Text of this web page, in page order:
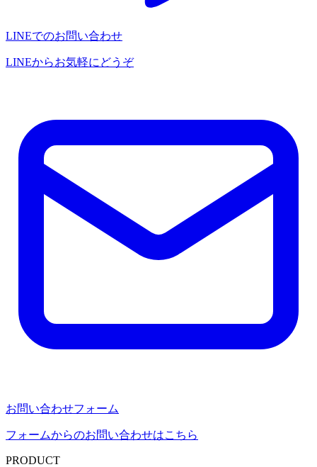
LINEでのお問い合わせ
LINEからお気軽にどうぞ
お問い合わせフォーム
フォームからのお問い合わせはこちら
PRODUCT